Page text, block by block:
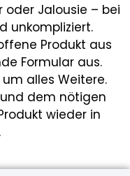
oder Jalousie – bei
unkompliziert.
Produkt aus
Formular aus.
alles Weitere.
und dem nötigen
wieder in